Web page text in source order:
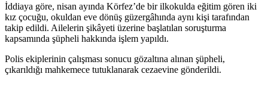
İddiaya göre, nisan ayında Körfez’de bir ilkokulda eğitim gören iki
kız çocuğu, okuldan eve dönüş güzergâhında aynı kişi tarafından
takip edildi. Ailelerin şikâyeti üzerine başlatılan soruşturma
kapsamında şüpheli hakkında işlem yapıldı.
Polis ekiplerinin çalışması sonucu gözaltına alınan şüpheli,
çıkarıldığı mahkemece tutuklanarak cezaevine gönderildi.